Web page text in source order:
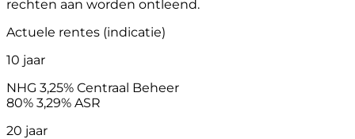
rechten aan worden ontleend.
Actuele rentes (indicatie)
10 jaar
NHG 3,25% Centraal Beheer
80% 3,29% ASR
20 jaar